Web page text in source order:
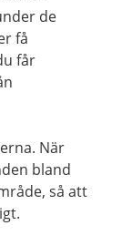
de
få
får
När
bland
så att